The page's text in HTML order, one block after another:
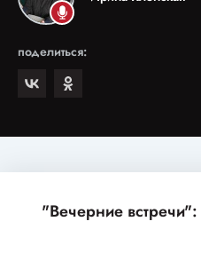
поделиться:
"Вечерние